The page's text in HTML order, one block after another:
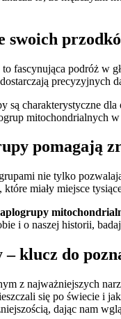
swoich
fascynująca podróż w
precyzyjnych
są charakterystyczne
mitochondrialnych
pomagają
nie tylko
które miały miejsce
i o naszej historii,
klucz do
z najważniejszych
się po świecie i
dając nam